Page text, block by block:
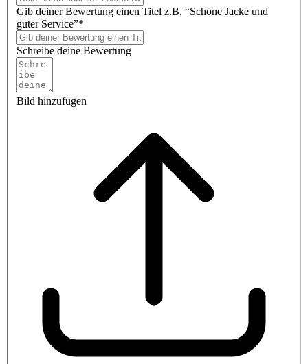
Gib deiner Bewertung einen Titel z.B. “Schöne Jacke und
guter Service”*
Schreibe deine Bewertung
Bild hinzufügen